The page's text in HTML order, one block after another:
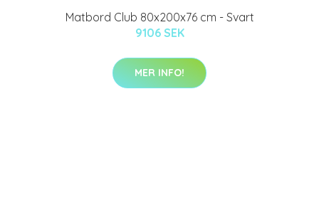
Matbord Club 80x200x76 cm - Svart
9106 SEK
MER INFO!